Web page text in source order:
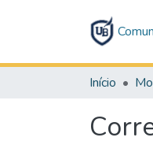
Início